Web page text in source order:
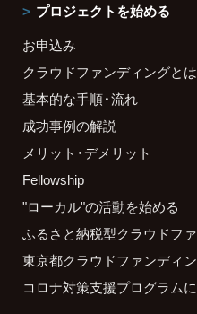
プロジェクトを始める
お申込み
クラウドファンディングとは
基本的な手順・流れ
成功事例の解説
メリット・デメリット
Fellowship
"ローカル"の活動を始める
ふるさと納税型クラウドフ
東京都クラウドファンディ
コロナ対策支援プログラム